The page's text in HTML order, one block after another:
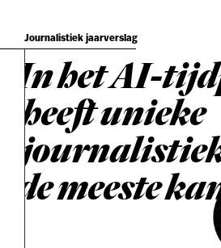
In het AI-
heeft unieke
de meeste
Journalistiek jaarverslag